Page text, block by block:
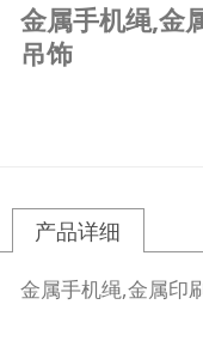
金属手机绳,金
吊饰
产品详细
金属手机绳,金属印